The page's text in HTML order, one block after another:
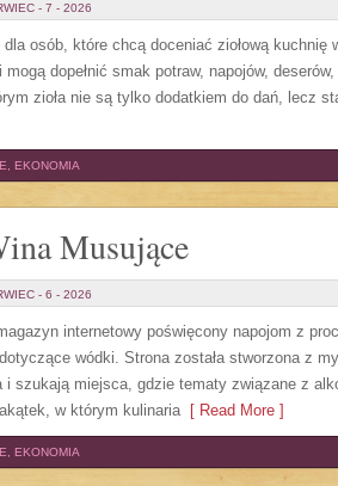
- 7 - 2026
dla osób, które chcą doceniać ziołową
dopełnić smak potraw, napojów,
zioła nie są tylko dodatkiem do dań, lecz
EKONOMIA
Musujące
- 6 - 2026
internetowy poświęcony napojom z
wódki. Strona została stworzona z
i szukają miejsca, gdzie tematy związane z
w którym kulinaria[ Read More ]
EKONOMIA